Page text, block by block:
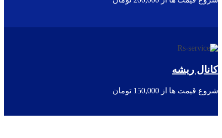
کانال ریشه
شروع قیمت ها از 150,000 تومان